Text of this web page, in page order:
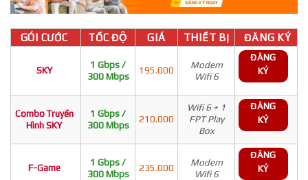
GÓI CƯỚC TỐC ĐỘ GIÁ THIẾT BỊ ĐĂNG KÝ
SKY
1 Gbps /
300 Mbps
195.000
Modem
Wifi 6
ĐĂNG
KÝ
Combo Truyền
Hình SKY
1 Gbps /
300 Mbps
210.000
Wifi 6 + 1
FPT Play
Box
ĐĂNG
KÝ
F-Game
1 Gbps /
300 Mbps
235.000
Modem
Wifi 6
ĐĂNG
KÝ